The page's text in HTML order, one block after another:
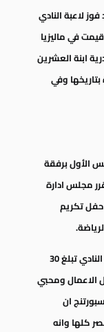
لاعبة النادي
في ماليزيا
ابنة العشرين
وفي
الأول برفقة
مجلس ادارة
حفل تكريم
وسوف تحصل اللاعبة علي مكافأة خاصة من النادي تبلغ 30
الاعمال ومحبي
ان
كلها وانه